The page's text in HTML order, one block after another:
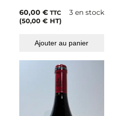
60,00 € TTC
(50,00 €HT)
3 en stock
Ajouter au panier